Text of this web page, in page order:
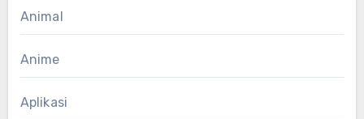
Animal
Anime
Aplikasi